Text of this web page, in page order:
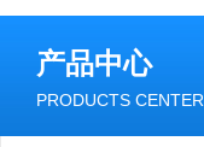
产品中心
PRODUCTS CENTER